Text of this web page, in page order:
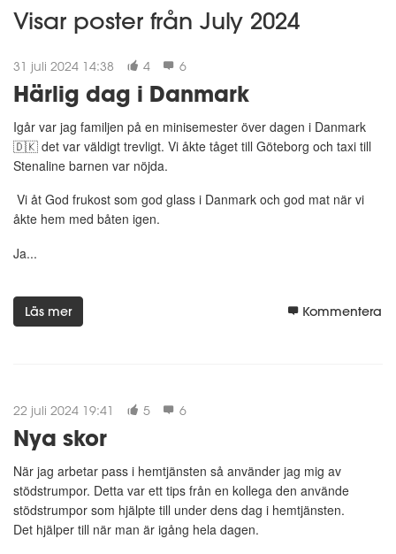
Visar poster från July 2024
31 juli 2024 14:38 4 6
Härlig dag i Danmark
Igår var jag familjen på en minisemester över dagen i Danmark
🇩🇰 det var väldigt trevligt. Vi åkte tåget till Göteborg och taxi till
Stenaline barnen var nöjda.
Vi åt God frukost som god glass i Danmark och god mat när vi
åkte hem med båten igen.
Ja...
Läs mer Kommentera
22 juli 2024 19:41 5 6
Nya skor
När jag arbetar pass i hemtjänsten så använder jag mig av
stödstrumpor. Detta var ett tips från en kollega den använde
stödstrumpor som hjälpte till under dens dag i hemtjänsten.
Det hjälper till när man är igång hela dagen.